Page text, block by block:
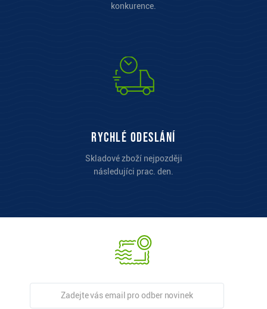
konkurence.
Rychlé odeslání
Skladové zboží nejpozději
následujíci prac. den.